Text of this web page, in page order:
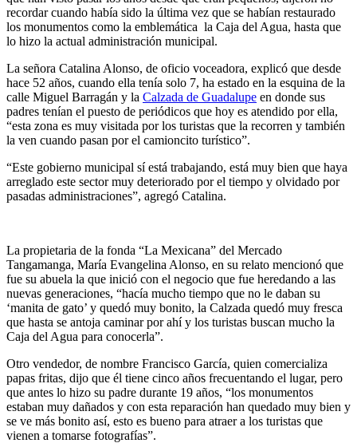
recordar cuando había sido la última vez que se habían restaurado
los monumentos como la emblemática la Caja del Agua, hasta que
lo hizo la actual administración municipal.
La señora Catalina Alonso, de oficio voceadora, explicó que desde
hace 52 años, cuando ella tenía solo 7, ha estado en la esquina de la
calle Miguel Barragán y la Calzada de Guadalupe en donde sus
padres tenían el puesto de periódicos que hoy es atendido por ella,
“esta zona es muy visitada por los turistas que la recorren y también
la ven cuando pasan por el camioncito turístico”.
“Este gobierno municipal sí está trabajando, está muy bien que haya
arreglado este sector muy deteriorado por el tiempo y olvidado por
pasadas administraciones”, agregó Catalina.
La propietaria de la fonda “La Mexicana” del Mercado
Tangamanga, María Evangelina Alonso, en su relato mencionó que
fue su abuela la que inició con el negocio que fue heredando a las
nuevas generaciones, “hacía mucho tiempo que no le daban su
‘manita de gato’ y quedó muy bonito, la Calzada quedó muy fresca
que hasta se antoja caminar por ahí y los turistas buscan mucho la
Caja del Agua para conocerla”.
Otro vendedor, de nombre Francisco García, quien comercializa
papas fritas, dijo que él tiene cinco años frecuentando el lugar, pero
que antes lo hizo su padre durante 19 años, “los monumentos
estaban muy dañados y con esta reparación han quedado muy bien y
se ve más bonito así, esto es bueno para atraer a los turistas que
vienen a tomarse fotografías”.